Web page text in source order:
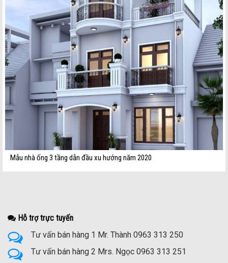
Mẫu nhà ống 3 tầng dẫn đầu xu hướng năm 2020
Hỗ trợ trực tuyến
Tư vấn bán hàng 1 Mr. Thành 0963 313 250
Tư vấn bán hàng 2 Mrs. Ngọc 0963 313 251